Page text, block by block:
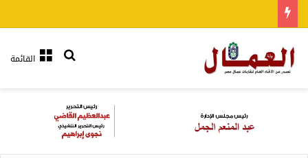
القائمةبحث عن